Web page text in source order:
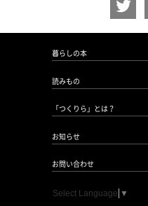
暮らしの本
読みもの
「つくりら」とは？
お知らせ
お問い合わせ
Select Language ▼